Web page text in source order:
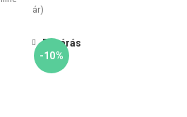
ár)
-10%
Bezárás